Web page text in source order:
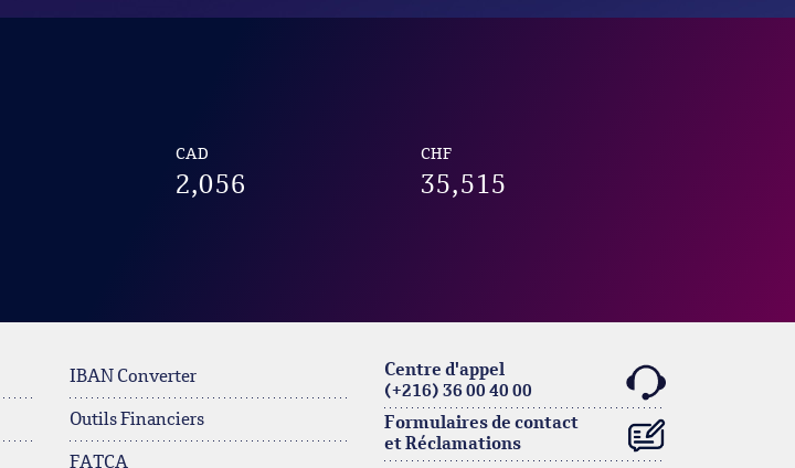
CAD
2,056
CHF
35,515
IBAN Converter
Outils Financiers
FATCA
Centre d'appel
(+216) 36 00 40 00
Formulaires de contact
et Réclamations